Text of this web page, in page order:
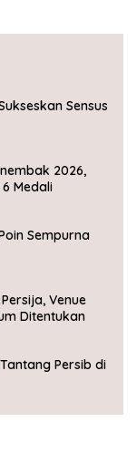
Sensus
2026,
Medali
Sempurna
Venue
Ditentukan
Persib di